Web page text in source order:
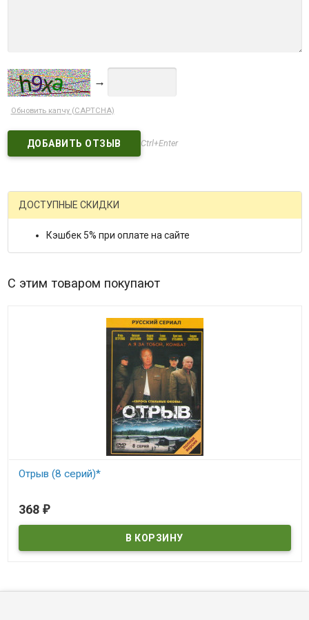
→
Обновить капчу (CAPTCHA)
Ctrl+Enter
ДОСТУПНЫЕ СКИДКИ
Кэшбек 5% при оплате на сайте
С этим товаром покупают
Отрыв (8 серий)*
368 ₽